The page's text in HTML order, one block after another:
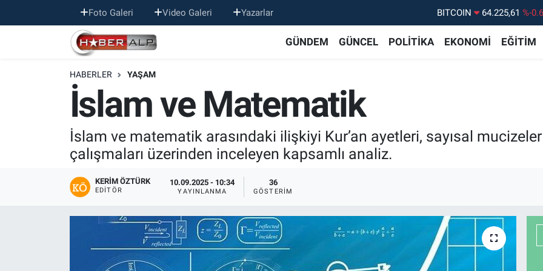
Foto Galeri Video Galeri Yazarlar
DOLAR
47,7143
EURO
55,0317 %-
GÜNDEM GÜNCEL POLİTİKA EKONOMİ EĞİTİM
HABERLER YAŞAM
İslam ve Matematik
İslam ve matematik arasındaki ilişkiyi Kur’an ayetleri, sayısal
çalışmaları üzerinden inceleyen kapsamlı analiz.
KERIM ÖZTÜRK
EDITÖR
10.09.2025 - 10:34
YAYINLANMA
36
GÖSTERIM
Nöbetçi Eczaneler
Hava Durumu
Trafik Durumu
Süper Lig Puan Durumu ve Fikstür
Son Dakika Haberleri